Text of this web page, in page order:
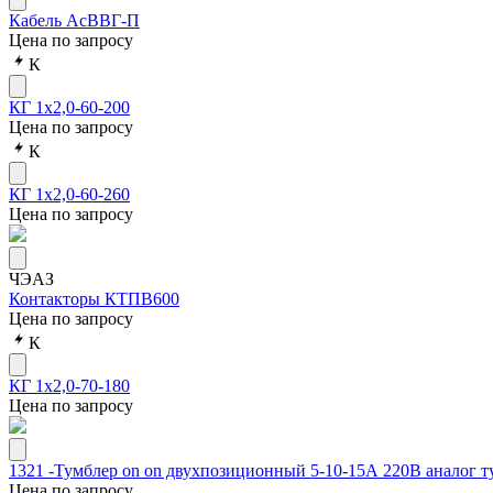
Кабель АсВВГ-П
Цена по запросу
К
КГ 1х2,0-60-200
Цена по запросу
К
КГ 1х2,0-60-260
Цена по запросу
ЧЭАЗ
Контакторы КТПВ600
Цена по запросу
К
КГ 1х2,0-70-180
Цена по запросу
1321 -Тумблер on on двухпозиционный 5-10-15А 220В аналог